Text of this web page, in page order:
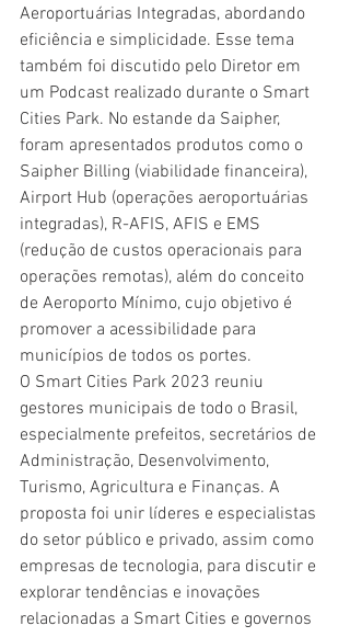
Aeroportuárias Integradas, abordando
eficiência e simplicidade. Esse tema
também foi discutido pelo Diretor em
um Podcast realizado durante o Smart
Cities Park. No estande da Saipher,
foram apresentados produtos como o
Saipher Billing (viabilidade financeira),
Airport Hub (operações aeroportuárias
integradas), R-AFIS, AFIS e EMS
(redução de custos operacionais para
operações remotas), além do conceito
de Aeroporto Mínimo, cujo objetivo é
promover a acessibilidade para
municípios de todos os portes.
O Smart Cities Park 2023 reuniu
gestores municipais de todo o Brasil,
especialmente prefeitos, secretários de
Administração, Desenvolvimento,
Turismo, Agricultura e Finanças. A
proposta foi unir líderes e especialistas
do setor público e privado, assim como
empresas de tecnologia, para discutir e
explorar tendências e inovações
relacionadas a Smart Cities e governos